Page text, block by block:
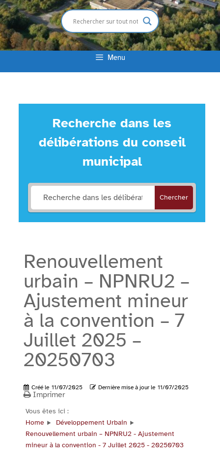
Menu
Recherche dans les
délibérations du conseil
municipal
Chercher
Renouvellement
urbain – NPNRU2 –
Ajustement mineur
à la convention – 7
Juillet 2025 –
20250703
Créé le 11/07/2025 Dernière mise à jour le 11/07/2025
Imprimer
Vous êtes ici :
Home
Développement Urbain
Renouvellement urbain – NPNRU2 - Ajustement
mineur à la convention - 7 Juillet 2025 - 20250703